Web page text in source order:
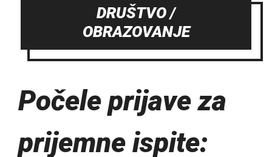
DRUŠTVO /
OBRAZOVANJE
Počele prijave za
prijemne ispite: